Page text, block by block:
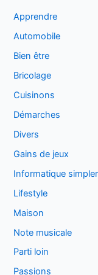
Apprendre
Automobile
Bien être
Bricolage
Cuisinons
Démarches
Divers
Gains de jeux
Informatique
Lifestyle
Maison
Note musicale
Parti loin
Passions